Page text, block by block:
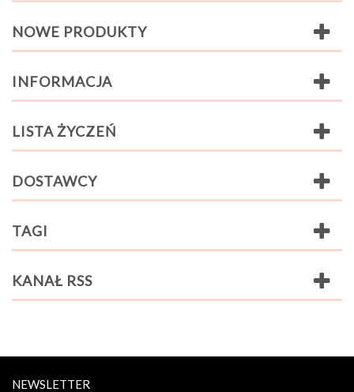
NOWE PRODUKTY
INFORMACJA
LISTA ŻYCZEŃ
DOSTAWCY
TAGI
KANAŁ RSS
NEWSLETTER